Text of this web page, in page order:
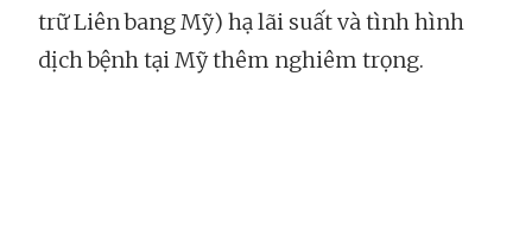
trữ Liên bang Mỹ) hạ lãi suất và tình hình
dịch bệnh tại Mỹ thêm nghiêm trọng.